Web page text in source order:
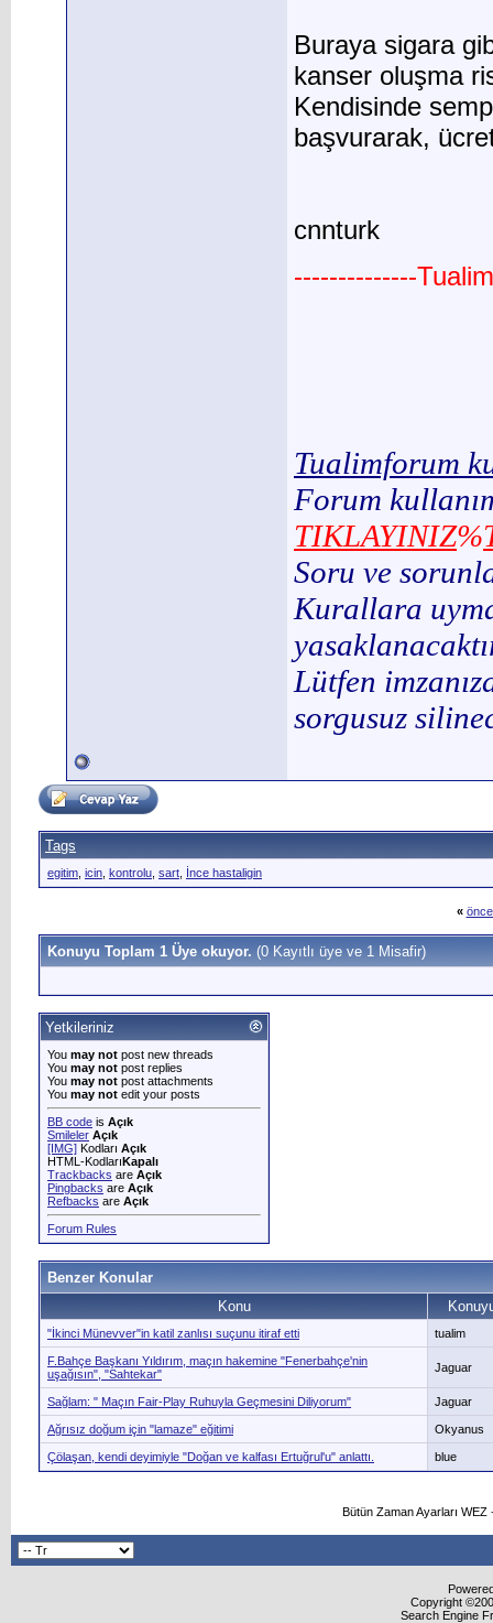
Buraya sigara
kanser oluşma
Kendisinde
başvurarak,
cnnturk
--------------
Tualimforum
Forum
TIKLAYINIZ%
Soru ve
Kurallara
Lütfen
sorgusuz
Tags
egitim icin kontrolu sart İnce hastaligin
«
Konuyu Toplam 1 Üye okuyor. (0 Kayıtlı üye ve 1 Misafir)
Yetkileriniz
You may not post new threads
You may not post replies
You may not post attachments
You may not edit your posts
BB code is Açık
Smileler Açık
[IMG] Kodları Açık
HTML-KodlarıKapalı
Trackbacks are Açık
Pingbacks are Açık
Refbacks are Açık
Forum Rules
Benzer Konular
Konu
"İkinci Münevver"in katil zanlısı suçunu itiraf etti tualim
F.Bahçe Başkanı Yıldırım, maçın hakemine "Fenerbahçe'nin
uşağısın", "Sahtekar"
Jaguar
Sağlam: " Maçın Fair-Play Ruhuyla Geçmesini Diliyorum" Jaguar
Ağrısız doğum için "lamaze" eğitimi Okyanus
Çölaşan, kendi deyimiyle "Doğan ve kalfası Ertuğrul'u" anlattı. blue
Bütün Zaman Ayarları
Copyright
Search Engine